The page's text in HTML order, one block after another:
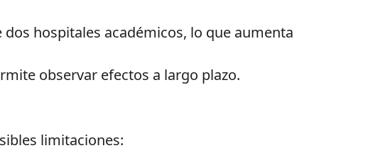
hospitales académicos, lo que aumenta
observar efectos a largo plazo.
limitaciones: